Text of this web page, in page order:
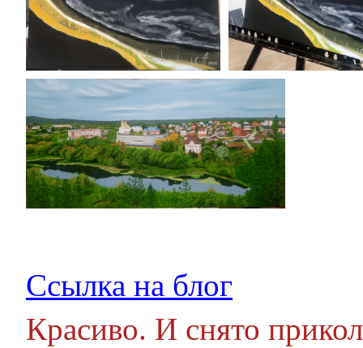
Ссылка на блог
Красиво. И снято